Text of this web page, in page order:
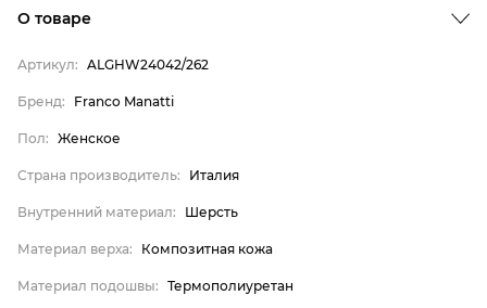
Страна производитель
Внутренний материал
Материал верха
Материал подошвы
Материал стельки
Женское
Италия
О товаре
Артикул: ALGHW24042/262
Бренд: Franco Manatti
Пол: Женское
Страна производитель: Италия
Внутренний материал: Шерсть
Материал верха: Композитная кожа
Материал подошвы: Термополиуретан